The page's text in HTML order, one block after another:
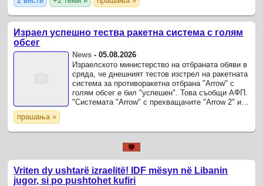
Израел успешно тества ракетна система с голям
обсег
News -05.08.2026
Израелското министерство на отбраната обяви в
сряда, че днешният тестов изстрел на ракетната
система за противоракетна отбрана "Arrow" с
голям обсег е бил "успешен". Това съобщи АФП.
"Системата "Arrow" с прехващачите "Arrow 2" и
прашања »
Vriten dy ushtarë izraelitë! IDF mësyn në Libanin
jugor, si po pushtohet kufiri